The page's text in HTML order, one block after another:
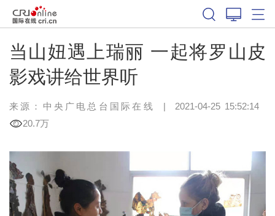
当山妞遇上瑞丽 一起将罗山皮
影戏讲给世界听
来源：中央广电总台国际在线 | 2021-04-25 15:52:14
20.7万